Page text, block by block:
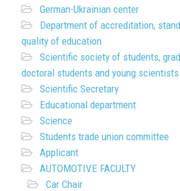
German-Ukrainian center
Department of accreditation,
quality of education
Scientific society of students,
doctoral students and young scientists
Scientific Secretary
Educational department
Science
Students trade union committee
Applicant
AUTOMOTIVE FACULTY
Car Chair